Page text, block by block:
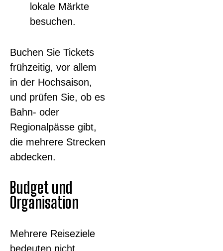
lokale Märkte
besuchen.
Buchen Sie Tickets
frühzeitig, vor allem
in der Hochsaison,
und prüfen Sie, ob es
Bahn- oder
Regionalpässe gibt,
die mehrere Strecken
abdecken.
Budget und
Organisation
Mehrere Reiseziele
bedeuten nicht